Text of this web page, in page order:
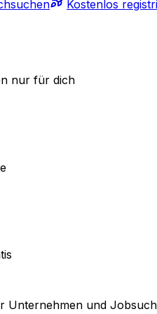
Kostenlos
nur für dich
Unternehmen und